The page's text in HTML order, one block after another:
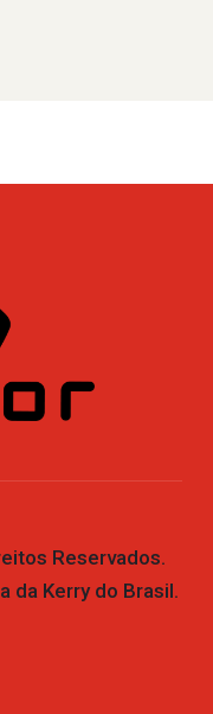
Reservados.
da Kerry do Brasil.